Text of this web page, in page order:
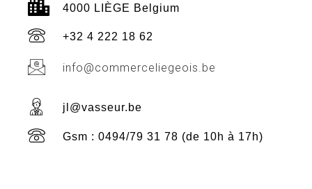
4000 LIÈGE Belgium
+32 4 222 18 62
info@commerceliegeois.be
jl@vasseur.be
Gsm : 0494/79 31 78 (de 10h à 17h)